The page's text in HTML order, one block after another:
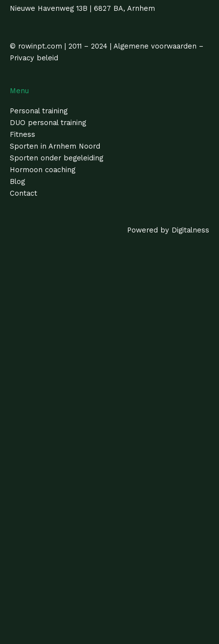
Nieuwe Havenweg 13B | 6827 BA, Arnhem
© rowinpt.com | 2011 – 2024 | Algemene voorwaarden –
Privacy beleid
Menu
Personal training
DUO personal training
Fitness
Sporten in Arnhem Noord
Sporten onder begeleiding
Hormoon coaching
Blog
Contact
Powered by Digitalness